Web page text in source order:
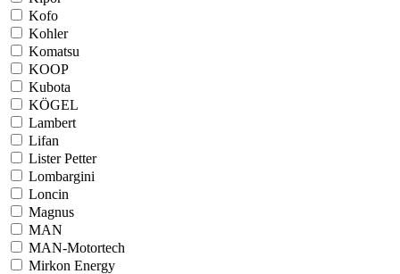
Kofo
Kohler
Komatsu
KOOP
Kubota
KÖGEL
Lambert
Lifan
Lister Petter
Lombargini
Loncin
Magnus
MAN
MAN-Motortech
Mirkon Energy